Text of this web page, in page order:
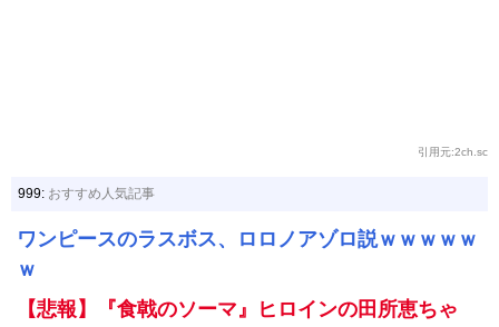
引用元:2ch.sc
999: おすすめ人気記事
ワンピースのラスボス、ロロノアゾロ説ｗｗｗｗｗ
ｗ
【悲報】『食戟のソーマ』ヒロインの田所恵ちゃ